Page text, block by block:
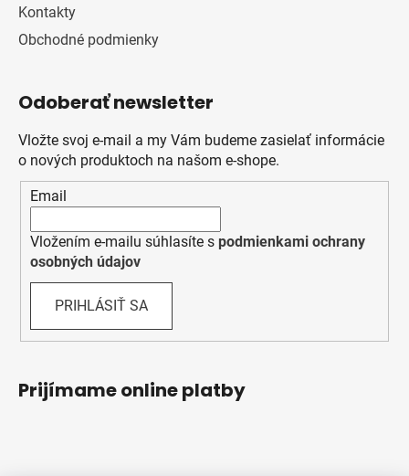
Kontakty
Obchodné podmienky
Odoberať newsletter
Vložte svoj e-mail a my Vám budeme zasielať informácie
o nových produktoch na našom e-shope.
Email
Vložením e-mailu súhlasíte s podmienkami ochrany
osobných údajov
PRIHLÁSIŤ SA
Prijímame online platby